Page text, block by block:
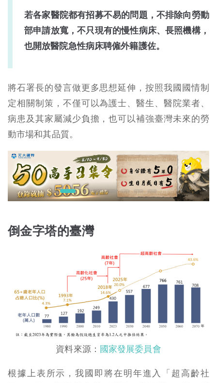
若各家醫院都有招募不易的問題，不排除向勞動
部申請放寬，不只現有的慢性病床、長照機構，
也開放醫院急性病床聘僱外籍護佐。
將石署長的發言做更多思想延伸，按照我國國情制
定相關制策，不僅可以為護士、醫生、醫院業者、
病患及其家屬減少負擔，也可以補強臺灣未來的勞
動市場和其品質。
倒金字塔的臺灣
資料來源： 國家發展委員會
根據上表所示，我國即將在明年進入「超高齡社